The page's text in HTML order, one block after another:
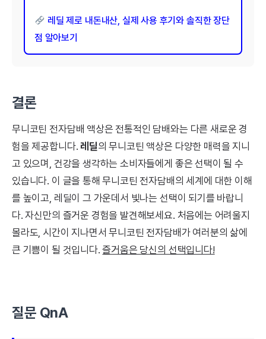
레딜 제로 내돈내산, 실제 사용 후기와 솔직한 장단
점 알아보기
결론
무니코틴 전자담배 액상은 전통적인 담배와는 다른 새로운 경
험을 제공합니다. 레딜의 무니코틴 액상은 다양한 매력을 지니
고 있으며, 건강을 생각하는 소비자들에게 좋은 선택이 될 수
있습니다. 이 글을 통해 무니코틴 전자담배의 세계에 대한 이해
를 높이고, 레딜이 그 가운데서 빛나는 선택이 되기를 바랍니
다. 자신만의 즐거운 경험을 발견해보세요. 처음에는 어려울지
몰라도, 시간이 지나면서 무니코틴 전자담배가 여러분의 삶에
큰 기쁨이 될 것입니다.즐거움은 당신의 선택입니다!
질문 QnA